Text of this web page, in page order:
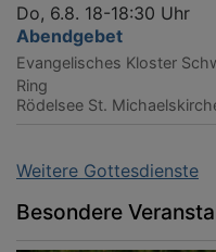
Do, 6.8. 18-18:30 Uhr
Abendgebet
Evangelisches Kloster
Ring
Rödelsee St.
Weitere Gottesdienste
Besondere